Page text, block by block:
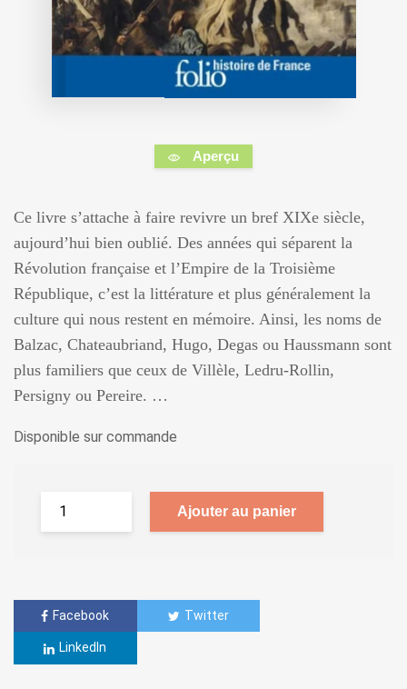
Aperçu
Ce livre s’attache à faire revivre un bref XIXe siècle,
aujourd’hui bien oublié. Des années qui séparent la
Révolution française et l’Empire de la Troisième
République, c’est la littérature et plus généralement la
culture qui nous restent en mémoire. Ainsi, les noms de
Balzac, Chateaubriand, Hugo, Degas ou Haussmann sont
plus familiers que ceux de Villèle, Ledru-Rollin,
Persigny ou Pereire. …
Disponible sur commande
Ajouter au panier
Facebook Twitter
LinkedIn